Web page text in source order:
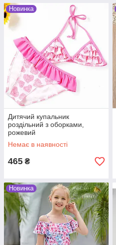
Новинка
Дитячий купальник
роздільний з оборками,
рожевий
Немає в наявності
465 ₴
Новинка